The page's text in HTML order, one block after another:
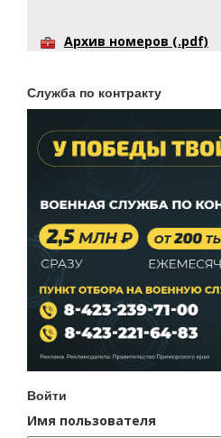
Архив номеров (.pdf)
Служба по контракту
Войти
Имя пользователя